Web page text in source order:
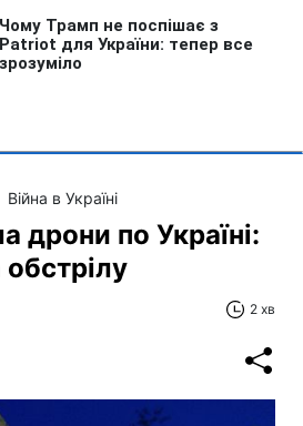
Війна в Україні
дрони по Україні:
2 хв